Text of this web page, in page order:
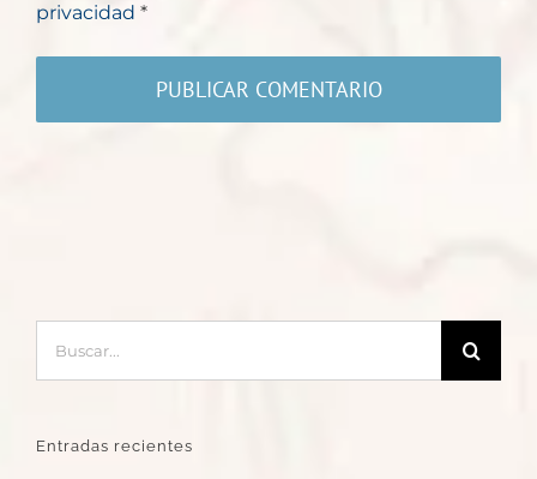
privacidad *
Entradas recientes